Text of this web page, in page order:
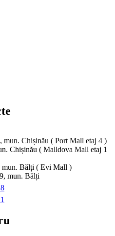
mun. Chișinău ( Port Mall etaj 4 )
Chișinău ( Malldova Mall etaj 1
mun. Bălți ( Evi Mall )
mun. Bălți